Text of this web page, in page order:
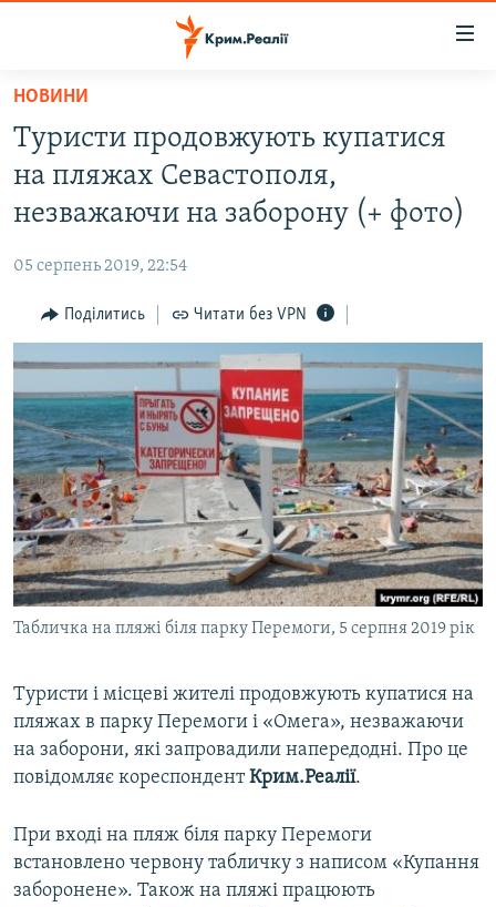
Перейти
основного
матеріалу
до
основної
навігації
Перейти
до
пошуку
ВОДА.КРИМ
БЛОГИ
ПОГЛЯД
ІНТЕРВ'Ю
ВСЕ ЗА ДЕНЬ
СПЕЦПРОЕКТИ
ДЕПОРТАЦІЯ
ВІДЕОУРОКИ «ELIFBE»
СВІДЧЕННЯ ОКУПАЦІЇ
УКРАЇНСЬКА ПРОБЛЕМА КРИМУ
ІНФОГРАФІКА
ЯК ОБІЙТИ БЛОКУВАННЯ
Русский
Qırımtatar
ДОЛУЧАЙСЯ!
Усі сайти RFE/RL
НОВИНИ
Туристи продовжують купатися
на пляжах Севастополя,
незважаючи на заборону (+ фото)
05 серпень 2019, 22:54
Поділитись Читати без VPN
Табличка на пляжі біля парку Перемоги, 5 серпня 2019 рік
Туристи і місцеві жителі продовжують купатися на
пляжах в парку Перемоги і «Омега», незважаючи
на заборони, які запровадили напередодні. Про це
повідомляє кореспондентКрим.Реалії.
При вході на пляж біля парку Перемоги
встановлено червону табличку з написом «Купання
заборонене». Також на пляжі працюють